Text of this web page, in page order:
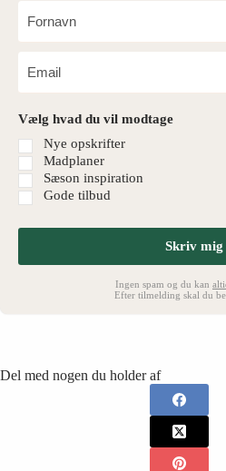
Vælg hvad du vil modtage
Nye opskrifter
Madplaner
Sæson inspiration
Gode tilbud
Skriv mig
Ingen spam og du kan
Efter tilmelding skal du
Del med nogen du holder af